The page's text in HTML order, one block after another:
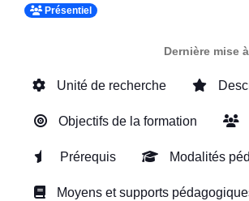
Présentiel
Dernière mise
Unité de recherche
Objectifs de la formation
Prérequis Modalités
Moyens et supports